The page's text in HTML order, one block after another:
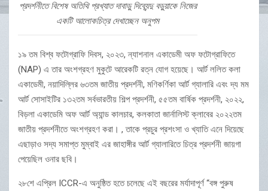
প্রদর্শনীতে বিশেষ অতিথি প্রখ্যাত দাবাড়ু দিব্যেন্দু বড়ুয়াকে নিজের
একটি আলোকচিত্র দেখাচ্ছেন অনুপম
১৯ তম বিশ্ব ফটোগ্রাফি দিবস, ২০২৩, ন্যাশনাল একাডেমী অফ ফটোগ্রাফিতে
(NAP) এ তার অংশগ্রহণ মুকুটে আরেকটি রত্ন যোগ হয়েছে। আর্ট ললিত কলা
একাডেমী, নয়াদিল্লির ৬৩তম জাতীয় প্রদর্শনী, মণিকর্ণিকা আর্ট গ্যালারি এবং দ্য মম
আর্ট সোসাইটির ১৩২তম সর্বভারতীয় শিল্প প্রদর্শনী, ৫৫তম বার্ষিক প্রদর্শনী, ২০২২,
বিড়লা একাডেমি অফ আর্ট অ্যান্ড কালচার, কলকাতা জার্নালিস্ট ক্লাবের ২০২২তম
জাতীয় প্রদর্শনীতে অংশগ্রহণ করা। , তাকে প্রচুর প্রশংসা ও খ্যাতি এনে দিয়েছে
এছাড়াও সদ্য সমাপ্ত মুম্বাই এর জাহাঙ্গীর আর্ট গ্যালারিতে চিত্র প্রদর্শনী জায়গা
পেয়েছিল ওনার ছবি।
২৮শে এপ্রিল ICCR-এ অনুষ্ঠিত হতে চলেছে এই বছরের মর্যাদাপূর্ণ “বঙ্গ পুরুষ